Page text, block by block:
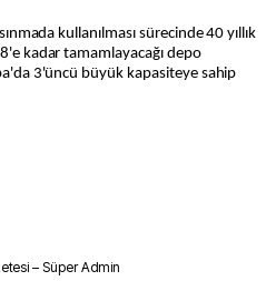
kullanılması sürecinde 40 yıllık
kadar tamamlayacağı depo
3'üncü büyük kapasiteye sahip
– Süper Admin